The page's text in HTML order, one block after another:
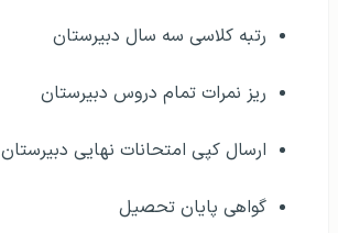
رتبه کلاسی سه سال دبیرستان
ریز نمرات تمام دروس دبیرستان
ارسال کپی امتحانات نهایی دبیرستان
گواهی پایان تحصیل